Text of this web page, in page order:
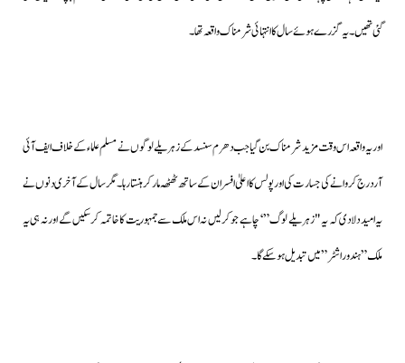
گئی تھیں۔یہ گزرے ہوئے سال کا انتہائی شرمناک واقعہ تھا۔
اور یہ واقعہ اس وقت مزید شرمناک بن گیا جب دھرم سنسد کے زہریلے لوگوں نے مسلم علماء کے خلاف ایف آئی
آر درج کروانے کی جسارت کی اور پولس کا اعلیٰ افسر ان کے ساتھ ٹھٹھہ مارکر ہنستا رہا۔مگر سال کے آخری دنوں نے
یہ امید دلادی کہ یہ "زہریلے لوگ” ‘چاہے جو کرلیں نہ اس ملک سے جمہوریت کا خاتمہ کرسکیں گے اور نہ ہی یہ
ملک”ہندوراشٹر” میں تبدیل ہوسکے گا۔